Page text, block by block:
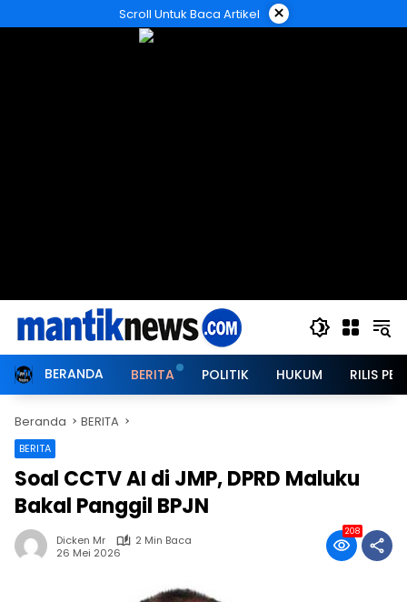
ke
Scroll Untuk Baca Artikel ×
BERANDA BERITA POLITIK HUKUM RILIS
Beranda BERITA
BERITA
Soal CCTV AI di JMP, DPRD Maluku
Bakal Panggil BPJN
Dicken Mr
2 Min Baca
26 Mei 2026
208